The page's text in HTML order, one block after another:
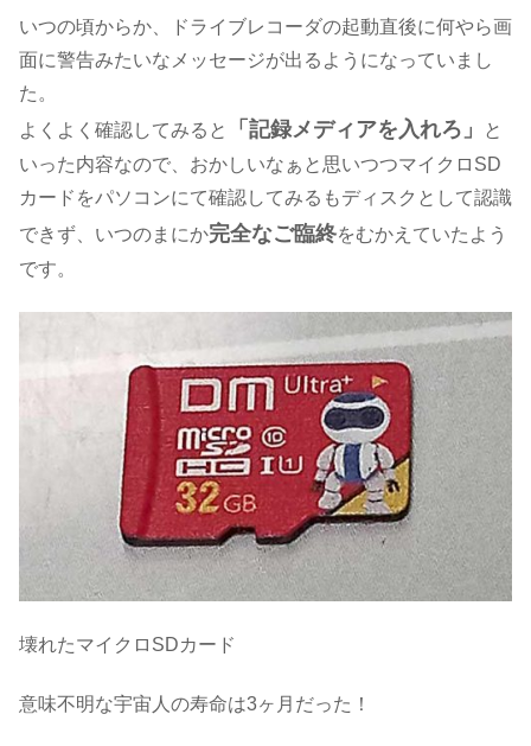
いつの頃からか、ドライブレコーダの起動直後に何やら画
面に警告みたいなメッセージが出るようになっていまし
た。
よくよく確認してみると
「記録メディアを入れろ」
と
いった内容なので、おかしいなぁと思いつつマイクロSD
カードをパソコンにて確認してみるもディスクとして認識
できず、いつのまにか完全なご臨終をむかえていたよう
です。
壊れたマイクロSDカード
意味不明な宇宙人の寿命は3ヶ月だった！